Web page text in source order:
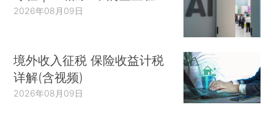
2026年08月09日
境外收入征税 保险收益计税
详解(含视频)
2026年08月09日